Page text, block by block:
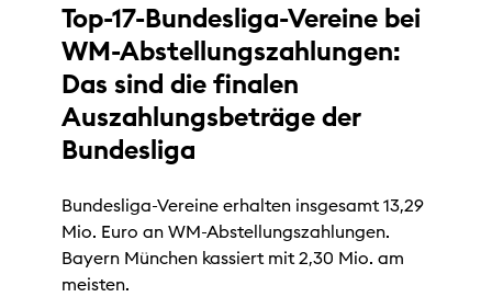
Top-17-Bundesliga-Vereine bei
WM-Abstellungszahlungen:
Das sind die finalen
Auszahlungsbeträge der
Bundesliga
Bundesliga-Vereine erhalten insgesamt 13,29
Mio. Euro an WM-Abstellungszahlungen.
Bayern München kassiert mit 2,30 Mio. am
meisten.